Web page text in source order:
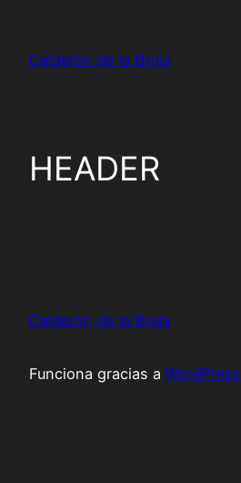
contenido
Calderón de la Bruja
HEADER
Calderón de la Bruja
Funciona gracias a WordPress